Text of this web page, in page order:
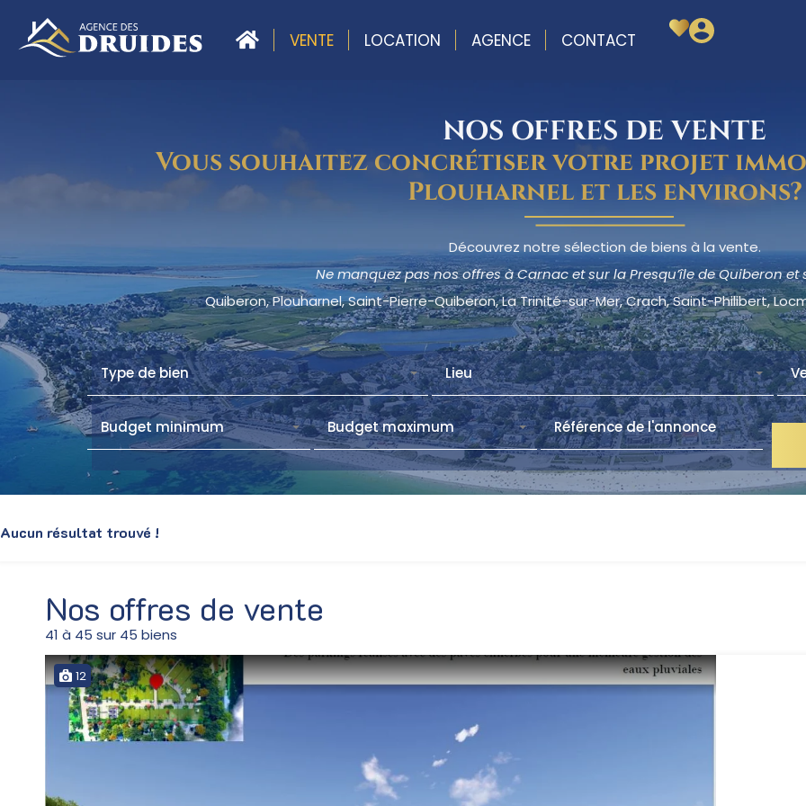
VENTE LOCATION AGENCE CONTACT
Nos offres de vente
41 à 45 sur 45 biens
NOS OFFRES DE VENTE
Vous souhaitez concrétiser votre projet
Plouharnel et les environs?
Découvrez notre sélection de biens à la vente.
Ne manquez pas nos offres à Carnac et sur la Presqu’île de Quiberon et
Quiberon, Plouharnel, Saint-Pierre-Quiberon, La Trinité-sur-Mer, Crach, Saint-Philibert,
Type de bien Lieu
Budget minimum Budget maximum
Aucun résultat trouvé !
12